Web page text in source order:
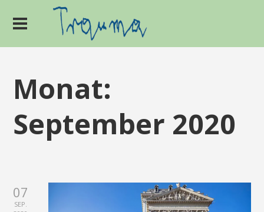
Monat:
September 2020
07
SEP.